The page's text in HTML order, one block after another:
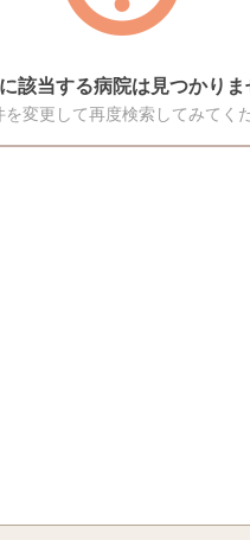
該当する病院は見つかりま
変更して再度検索してみてく